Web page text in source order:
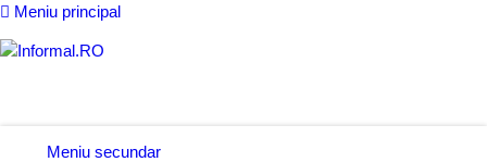
Meniu principal
Meniu secundar